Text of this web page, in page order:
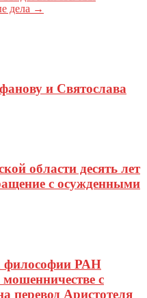
дела →
и Святослава
области десять лет
с осужденными
философии РАН
с
перевод Аристотеля